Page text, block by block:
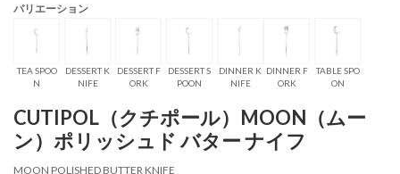
バリエーション
TEA SPOO
N
DESSERT K
NIFE
DESSERT F
ORK
DESSERT S
POON
DINNER K
NIFE
DINNER F
ORK
TABLE SPO
ON
CUTIPOL（クチポール）MOON（ムー
ン）ポリッシュド バター ナイフ
MOON POLISHED BUTTER KNIFE